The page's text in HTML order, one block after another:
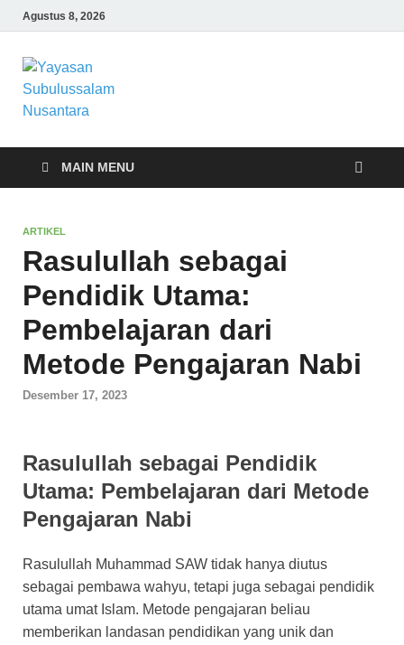
Agustus 8, 2026
Nusantara
MAIN MENU
ARTIKEL
Rasulullah sebagai
Pendidik Utama:
Pembelajaran dari
Metode Pengajaran Nabi
Desember 17, 2023
Rasulullah sebagai Pendidik
Utama: Pembelajaran dari Metode
Pengajaran Nabi
Rasulullah Muhammad SAW tidak hanya diutus
sebagai pembawa wahyu, tetapi juga sebagai pendidik
utama umat Islam. Metode pengajaran beliau
memberikan landasan pendidikan yang unik dan